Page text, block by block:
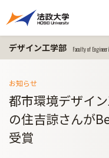
デザイン工学部 Faculty of
お知らせ
都市環境デザイ
の住吉諒さんが
受賞